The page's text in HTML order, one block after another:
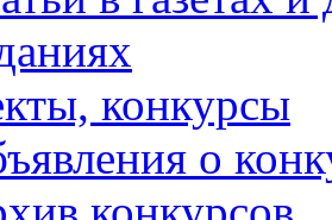
конкурсы
о